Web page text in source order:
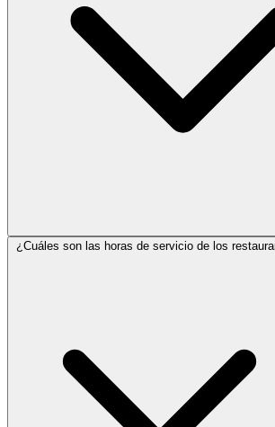
¿Cuáles son las horas de servicio de los